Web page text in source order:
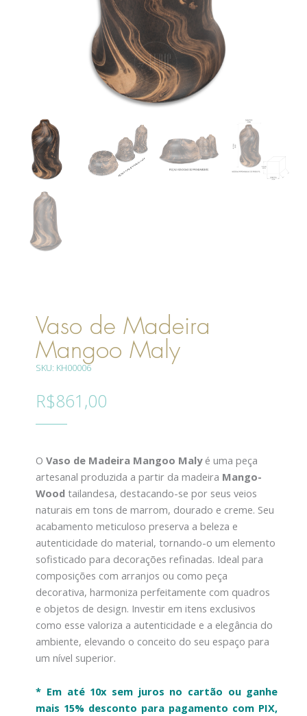
Vaso de Madeira
Mangoo Maly
SKU: KH00006
R$861,00
OVaso de Madeira Mangoo Malyé uma peça
artesanal produzida a partir da madeira Mango-
Wood tailandesa, destacando-se por seus veios
naturais em tons de marrom, dourado e creme. Seu
acabamento meticuloso preserva a beleza e
autenticidade do material, tornando-o um elemento
sofisticado para decorações refinadas. Ideal para
composições com arranjos ou como peça
decorativa, harmoniza perfeitamente com quadros
e objetos de design. Investir em itens exclusivos
como esse valoriza a autenticidade e a elegância do
ambiente, elevando o conceito do seu espaço para
um nível superior.
* Em até 10x sem juros no cartão ou ganhe
mais 15% desconto para pagamento com PIX,